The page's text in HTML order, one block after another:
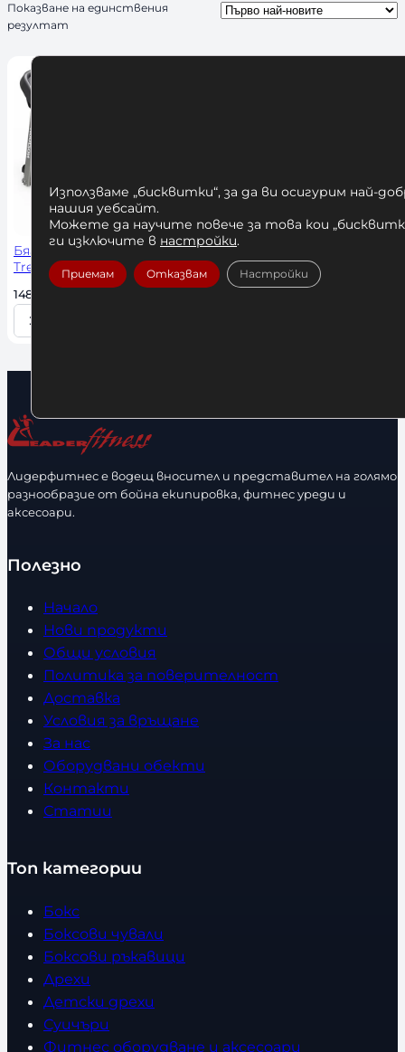
Показване на единствения
резултат
Бягаща Пътека Horizon
Treadmill T202
1481,72
К
л
ч
е
т
в
Лидерфитнес е водещ вносител и представител на голямо
разнообразие от бойна екипировка, фитнес уреди и
аксесоари.
Полезно
Начало
Нови продукти
Общи условия
Политика за поверителност
Доставка
Условия за връщане
За нас
Оборудвани обекти
Контакти
Статии
Топ категории
Бокс
Боксови чували
Боксови ръкавици
Дрехи
Детски дрехи
Суичъри
Фитнес оборудване и аксесоари
Използваме „бисквитки“, за да ви осигурим най-
нашия уебсайт.
Можете да научите повече за това кои
ги изключите в настройки.
Приемам Отказвам Настройки